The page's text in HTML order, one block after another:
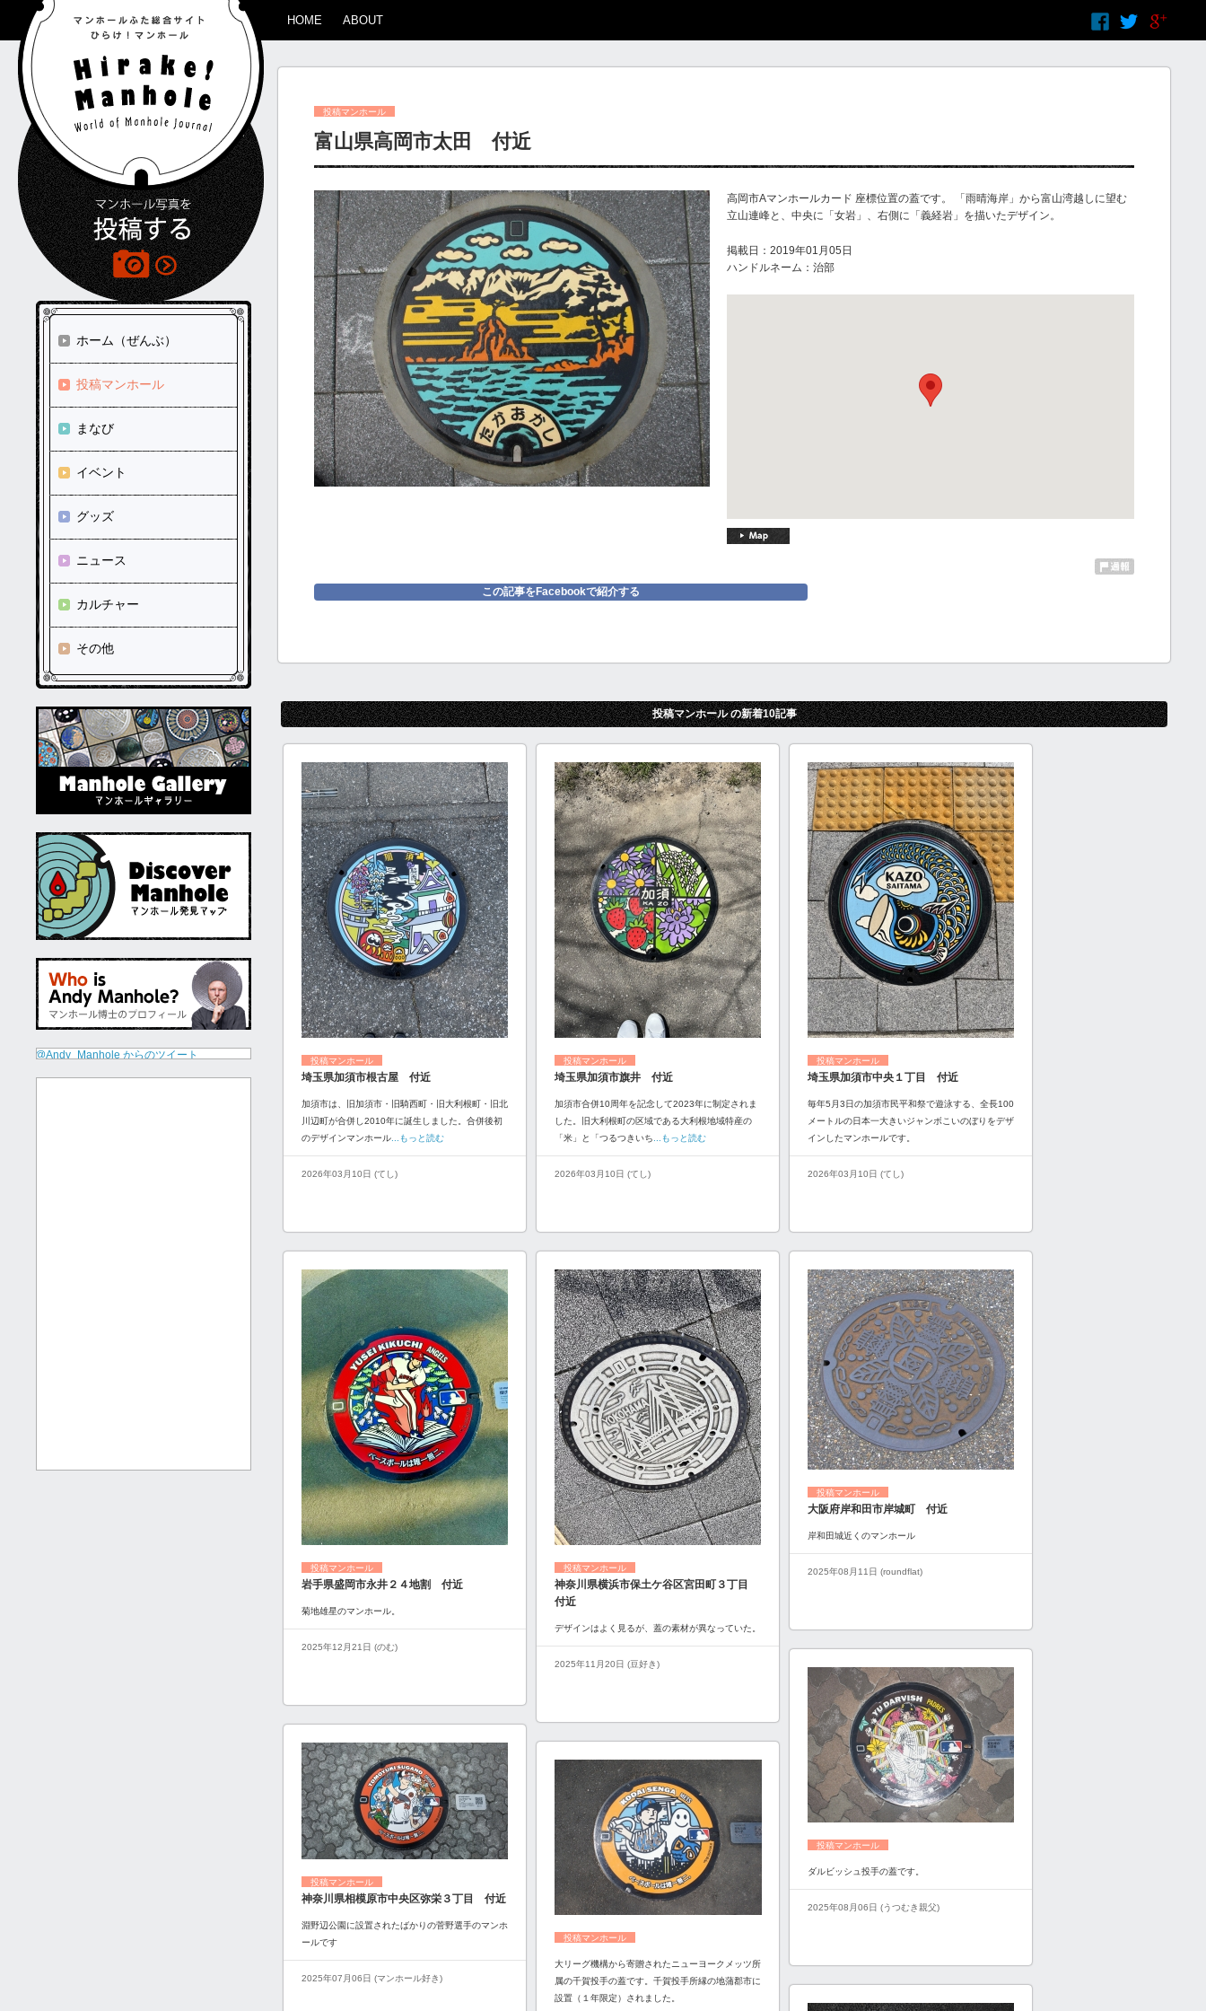
HOME ABOUT
ホーム（ぜんぶ）
投稿マンホール
まなび
イベント
グッズ
ニュース
カルチャー
その他
@Andy_Manhole からのツイート
投稿マンホール
富山県高岡市太田 付近
高岡市Aマンホールカード 座標位置の蓋です。 「雨晴海岸」から富山湾越しに望む
立山連峰と、中央に「女岩」、右側に「義経岩」を描いたデザイン。
掲載日：2019年01月05日
ハンドルネーム：治部
この記事をFacebookで紹介する
投稿マンホール の新着10記事
投稿マンホール
埼玉県加須市根古屋 付近
加須市は、旧加須市・旧騎西町・旧大利根町・旧北
川辺町が合併し2010年に誕生しました。合併後初
のデザインマンホール ...もっと読む
2026年03月10日 (てし)
投稿マンホール
埼玉県加須市旗井 付近
加須市合併10周年を記念して2023年に制定されま
した。旧大利根町の区域である大利根地域特産の
「米」と「つるつきいち ...もっと読む
2026年03月10日 (てし)
投稿マンホール
埼玉県加須市中央１丁目 付近
毎年5月3日の加須市民平和祭で遊泳する、全長100
メートルの日本一大きいジャンボこいのぼりをデザ
インしたマンホールです。
2026年03月10日 (てし)
投稿マンホール
岩手県盛岡市永井２４地割 付近
菊地雄星のマンホール。
2025年12月21日 (のむ)
投稿マンホール
神奈川県横浜市保土ケ谷区宮田町３丁目
付近
デザインはよく見るが、蓋の素材が異なっていた。
2025年11月20日 (豆好き)
投稿マンホール
大阪府岸和田市岸城町 付近
岸和田城近くのマンホール
2025年08月11日 (roundflat)
投稿マンホール
ダルビッシュ投手の蓋です。
2025年08月06日 (うつむき親父)
投稿マンホール
神奈川県相模原市中央区弥栄３丁目 付近
淵野辺公園に設置されたばかりの菅野選手のマンホ
ールです
2025年07月06日 (マンホール好き)
投稿マンホール
大リーグ機構から寄贈されたニューヨークメッツ所
属の千賀投手の蓋です。千賀投手所縁の地蒲郡市に
設置（１年限定）されました。